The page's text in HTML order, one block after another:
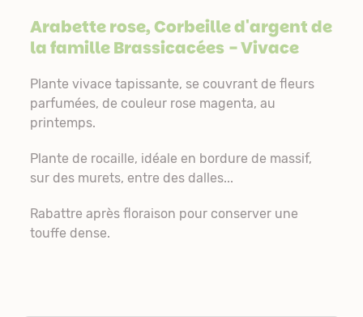
Arabette rose, Corbeille d'argent de
la familleBrassicacées- Vivace
Plante vivace tapissante, se couvrant de fleurs
parfumées, de couleur rose magenta, au
printemps.
Plante de rocaille, idéale en bordure de massif,
sur des murets, entre des dalles...
Rabattre après floraison pour conserver une
touffe dense.